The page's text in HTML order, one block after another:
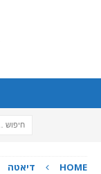
HOME דיאטה